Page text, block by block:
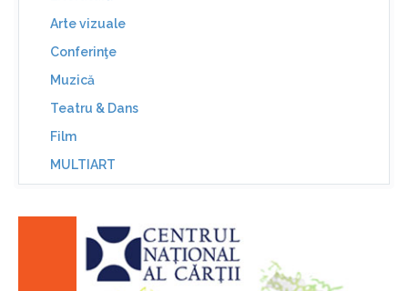
Arte vizuale
Conferinţe
Muzică
Teatru & Dans
Film
MULTIART